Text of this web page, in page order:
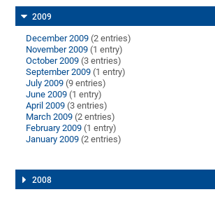
2009
December 2009 (2 entries)
November 2009 (1 entry)
October 2009 (3 entries)
September 2009 (1 entry)
July 2009 (9 entries)
June 2009 (1 entry)
April 2009 (3 entries)
March 2009 (2 entries)
February 2009 (1 entry)
January 2009 (2 entries)
2008